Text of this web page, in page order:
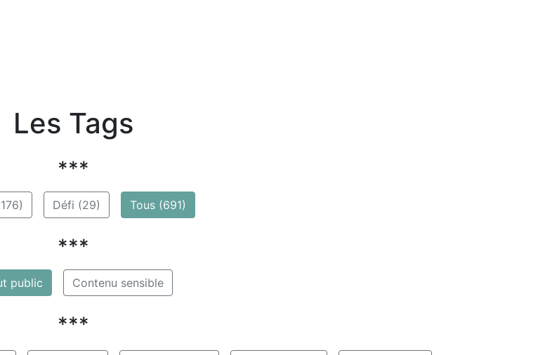
Les Tags
***
Défi (29) Tous (691)
***
public Contenu sensible
***